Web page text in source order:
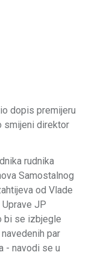
dopis premijeru
smijeni direktor
rudnika
Samostalnog
od Vlade
JP
bi se izbjegle
par
- navodi se u